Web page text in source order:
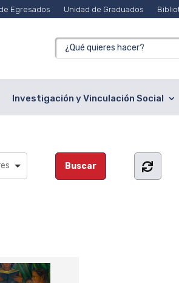
Egresados Unidad de Graduados
Investigación y Vinculación Social